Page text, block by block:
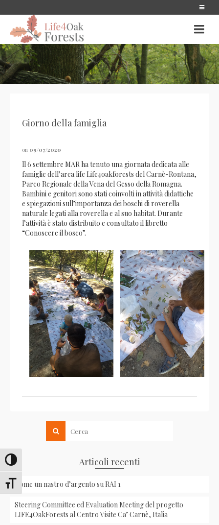
Attiva/disattiva alto contrasto
Attiva/disattiva dimensione testo
Giorno della famiglia
on 09/07/2020
ll 6 settembre MAR ha tenuto una giornata dedicata alle
famiglie dell’area life Life4oakforests del Carnè-Rontana,
Parco Regionale della Vena del Gesso della Romagna.
Bambini e genitori sono stati coinvolti in attività didattiche
e spiegazioni sull’importanza dei boschi di roverella
naturale legati alla roverella e al suo habitat. Durante
l’attività è stato distribuito e consultato il libretto
“Conoscere il bosco”.
Articoli recenti
Come un nastro d’argento su RAI 1
Steering Committee ed Evaluation Meeting del progetto
LIFE4OakForests al Centro Visite Ca’ Carnè, Italia